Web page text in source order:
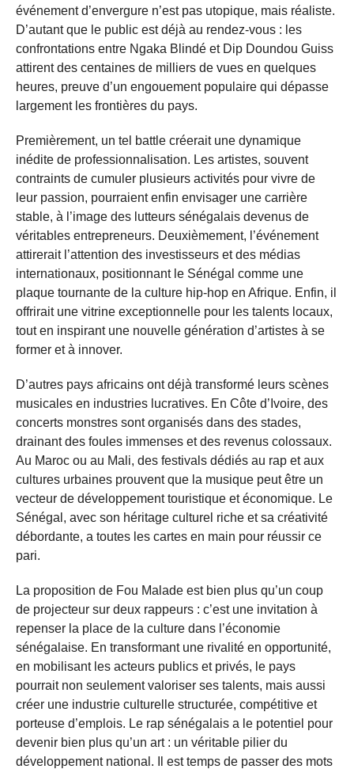
événement d’envergure n’est pas utopique, mais réaliste.
D’autant que le public est déjà au rendez-vous : les
confrontations entre Ngaka Blindé et Dip Doundou Guiss
attirent des centaines de milliers de vues en quelques
heures, preuve d’un engouement populaire qui dépasse
largement les frontières du pays.
Premièrement, un tel battle créerait une dynamique
inédite de professionnalisation. Les artistes, souvent
contraints de cumuler plusieurs activités pour vivre de
leur passion, pourraient enfin envisager une carrière
stable, à l’image des lutteurs sénégalais devenus de
véritables entrepreneurs. Deuxièmement, l’événement
attirerait l’attention des investisseurs et des médias
internationaux, positionnant le Sénégal comme une
plaque tournante de la culture hip-hop en Afrique. Enfin, il
offrirait une vitrine exceptionnelle pour les talents locaux,
tout en inspirant une nouvelle génération d’artistes à se
former et à innover.
D’autres pays africains ont déjà transformé leurs scènes
musicales en industries lucratives. En Côte d’Ivoire, des
concerts monstres sont organisés dans des stades,
drainant des foules immenses et des revenus colossaux.
Au Maroc ou au Mali, des festivals dédiés au rap et aux
cultures urbaines prouvent que la musique peut être un
vecteur de développement touristique et économique. Le
Sénégal, avec son héritage culturel riche et sa créativité
débordante, a toutes les cartes en main pour réussir ce
pari.
La proposition de Fou Malade est bien plus qu’un coup
de projecteur sur deux rappeurs : c’est une invitation à
repenser la place de la culture dans l’économie
sénégalaise. En transformant une rivalité en opportunité,
en mobilisant les acteurs publics et privés, le pays
pourrait non seulement valoriser ses talents, mais aussi
créer une industrie culturelle structurée, compétitive et
porteuse d’emplois. Le rap sénégalais a le potentiel pour
devenir bien plus qu’un art : un véritable pilier du
développement national. Il est temps de passer des mots